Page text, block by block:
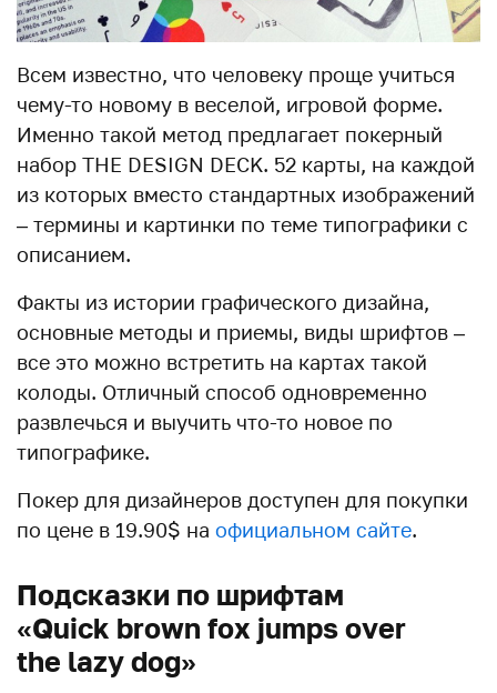
Всем известно, что человеку проще учиться
чему-то новому в веселой, игровой форме.
Именно такой метод предлагает покерный
набор THE DESIGN DECK. 52 карты, на каждой
из которых вместо стандартных изображений
– термины и картинки по теме типографики с
описанием.
Факты из истории графического дизайна,
основные методы и приемы, виды шрифтов –
все это можно встретить на картах такой
колоды. Отличный способ одновременно
развлечься и выучить что-то новое по
типографике.
Покер для дизайнеров доступен для покупки
по цене в 19.90$ на официальном сайте.
Подсказки по шрифтам
«Quick brown fox jumps over
the lazy dog»